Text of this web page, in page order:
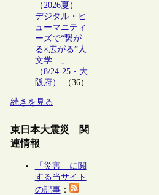
（2026夏）―
デジタル・ヒ
ューマニティ
ーズで“繋が
る×広がる”人
文学―」
（8/24-25・大
阪府）
（36）
続きを見る
東日本大震災 関
連情報
「災害」に関
する当サイト
の記事：